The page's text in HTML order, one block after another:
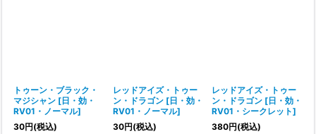
トゥーン・ブラック・
マジシャン [日・効・
RV01・ノーマル]
30円(税込)
レッドアイズ・トゥー
ン・ドラゴン [日・効・
RV01・ノーマル]
30円(税込)
レッドアイズ・トゥー
ン・ドラゴン [日・効・
RV01・シークレット]
380円(税込)